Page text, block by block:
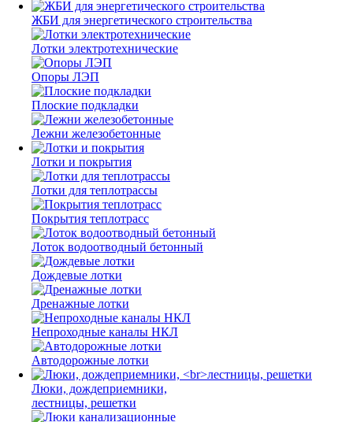
ЖБИ для энергетического строительства
Лотки электротехнические
Опоры ЛЭП
Плоские подкладки
Лежни железобетонные
Лотки и покрытия
Лотки для теплотрассы
Покрытия теплотрасс
Лоток водоотводный бетонный
Дождевые лотки
Дренажные лотки
Непроходные каналы НКЛ
Автодорожные лотки
Люки, дождеприемники,
лестницы, решетки